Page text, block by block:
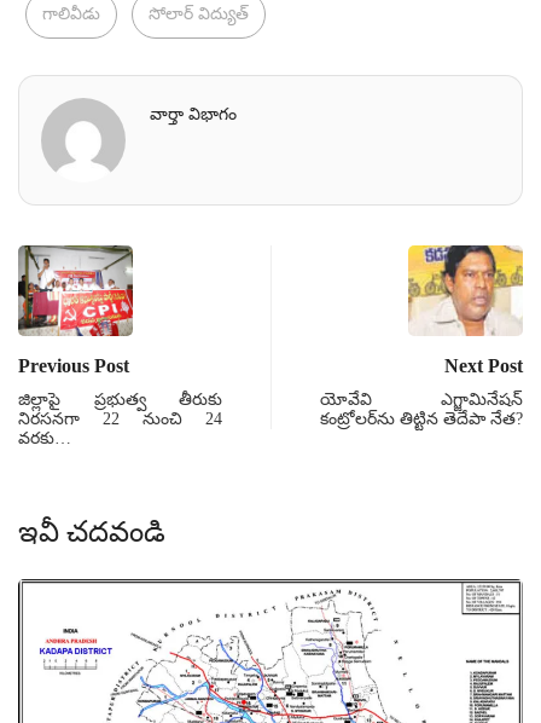
గాలివీడు సోలార్‌ విద్యుత్‌
వార్తా విభాగం
Previous Post
జిల్లాపై ప్రభుత్వ తీరుకు
నిరసనగా 22 నుంచి 24
వరకు…
Next Post
యోవేవి ఎగ్జామినేషన్
కంట్రోలర్‌ను తిట్టిన తెదేపా నేత?
ఇవీ చదవండి